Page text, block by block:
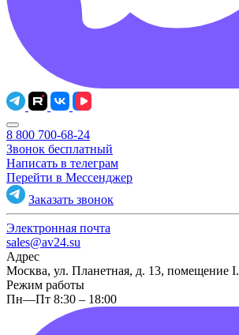
8 800 700-68-24
Звонок бесплатный
Написать в телеграм
Перейти в Мессенджер
Заказать звонок
Электронная почта
sales@av24.su
Адрес
Москва, ул. Планетная, д. 13, помещение I.
Режим работы
Пн—Пт 8:30 – 18:00